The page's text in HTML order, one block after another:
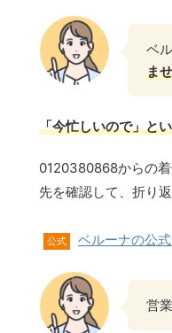
ベ
ま
「今忙しいので」と
0120380868からの
先を確認して、折り
公式 ベルーナの公
営